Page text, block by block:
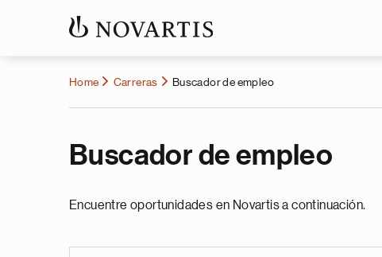
Home Carreras Buscador de empleo
Buscador de empleo
Encuentre oportunidades en Novartis a continuación.